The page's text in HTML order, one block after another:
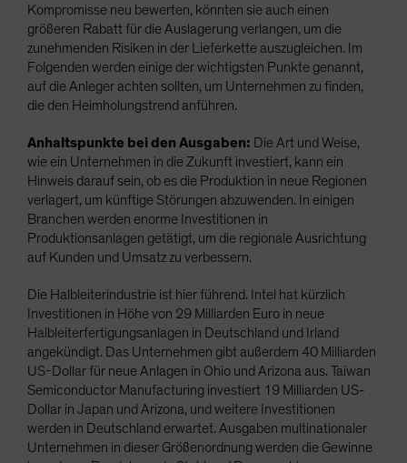
Kompromisse neu bewerten, könnten sie auch einen
größeren Rabatt für die Auslagerung verlangen, um die
zunehmenden Risiken in der Lieferkette auszugleichen. Im
Folgenden werden einige der wichtigsten Punkte genannt,
auf die Anleger achten sollten, um Unternehmen zu finden,
die den Heimholungstrend anführen.
Anhaltspunkte bei den Ausgaben: Die Art und Weise,
wie ein Unternehmen in die Zukunft investiert, kann ein
Hinweis darauf sein, ob es die Produktion in neue Regionen
verlagert, um künftige Störungen abzuwenden. In einigen
Branchen werden enorme Investitionen in
Produktionsanlagen getätigt, um die regionale Ausrichtung
auf Kunden und Umsatz zu verbessern.
Die Halbleiterindustrie ist hier führend. Intel hat kürzlich
Investitionen in Höhe von 29 Milliarden Euro in neue
Halbleiterfertigungsanlagen in Deutschland und Irland
angekündigt. Das Unternehmen gibt außerdem 40 Milliarden
US-Dollar für neue Anlagen in Ohio und Arizona aus. Taiwan
Semiconductor Manufacturing investiert 19 Milliarden US-
Dollar in Japan und Arizona, und weitere Investitionen
werden in Deutschland erwartet. Ausgaben multinationaler
Unternehmen in dieser Größenordnung werden die Gewinne